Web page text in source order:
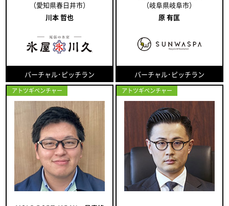
（愛知県春日井市）
川本 哲也
バーチャル･ピッチラン
（岐阜県岐阜市）
原 有匡
バーチャル･ピッチラン
アトツギベンチャー アトツギベンチャー